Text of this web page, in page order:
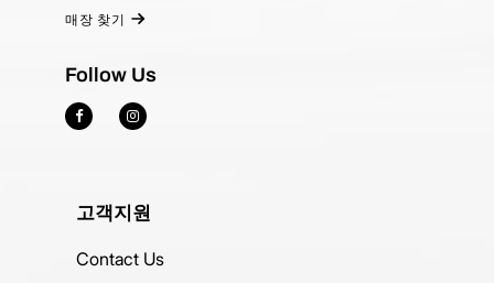
매장 찾기
Follow Us
고객지원
Contact Us